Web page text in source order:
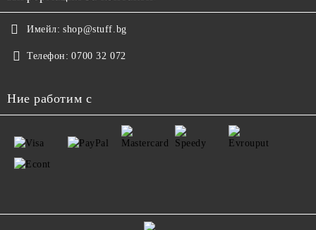
Имейл: shop@stuff.bg
Телефон: 0700 32 072
Ние работим с